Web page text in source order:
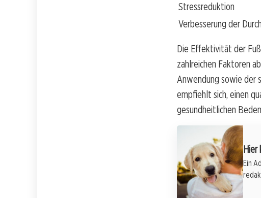
Stressreduktion
Verbesserung der
Die Effektivität der
zahlreichen Faktoren
Anwendung sowie der
empfiehlt sich, einen
gesundheitlichen
Hier
Ein